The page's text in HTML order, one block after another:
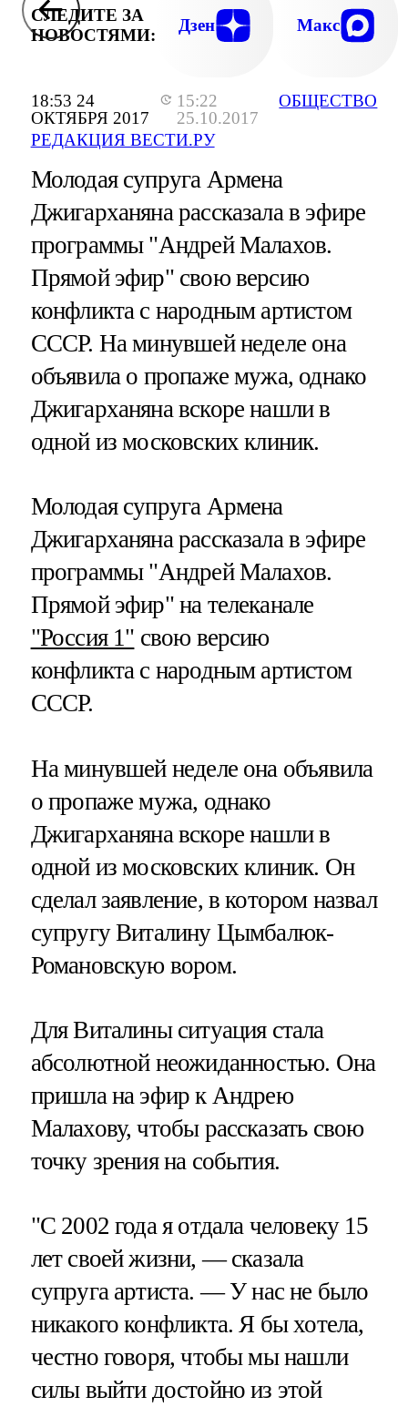
18:53 24
ОКТЯБРЯ 2017
15:22
25.10.2017
РЕДАКЦИЯ ВЕСТИ.РУ
ОБЩЕСТВО
СЛЕДИТЕ ЗА
НОВОСТЯМИ:
Дзен Макс
Молодая супруга Армена
Джигарханяна рассказала в эфире
программы "Андрей Малахов.
Прямой эфир" свою версию
конфликта с народным артистом
СССР. На минувшей неделе она
объявила о пропаже мужа, однако
Джигарханяна вскоре нашли в
одной из московских клиник.
Молодая супруга Армена
Джигарханяна рассказала в эфире
программы "Андрей Малахов.
Прямой эфир" на телеканале
"Россия 1" свою версию
конфликта с народным артистом
СССР.
На минувшей неделе она объявила
о пропаже мужа, однако
Джигарханяна вскоре нашли в
одной из московских клиник. Он
сделал заявление, в котором назвал
супругу Виталину Цымбалюк-
Романовскую вором.
Для Виталины ситуация стала
абсолютной неожиданностью. Она
пришла на эфир к Андрею
Малахову, чтобы рассказать свою
точку зрения на события.
"С 2002 года я отдала человеку 15
лет своей жизни, — сказала
супруга артиста. — У нас не было
никакого конфликта. Я бы хотела,
честно говоря, чтобы мы нашли
силы выйти достойно из этой